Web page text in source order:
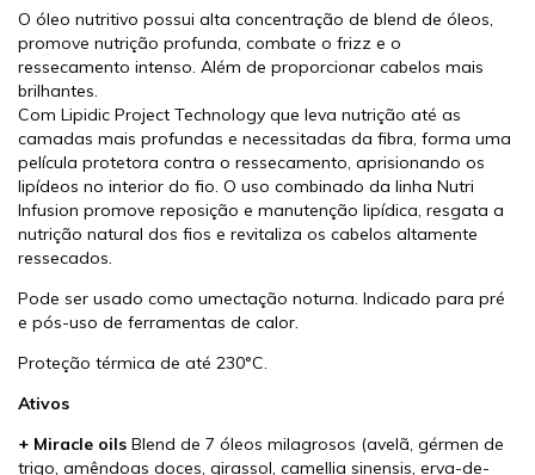
O óleo nutritivo possui alta concentração de blend de óleos,
promove nutrição profunda, combate o frizz e o
ressecamento intenso. Além de proporcionar cabelos mais
brilhantes.
Com Lipidic Project Technology que leva nutrição até as
camadas mais profundas e necessitadas da fibra, forma uma
película protetora contra o ressecamento, aprisionando os
lipídeos no interior do fio. O uso combinado da linha Nutri
Infusion promove reposição e manutenção lipídica, resgata a
nutrição natural dos fios e revitaliza os cabelos altamente
ressecados.
Pode ser usado como umectação noturna. Indicado para pré
e pós-uso de ferramentas de calor.
Proteção térmica de até 230°C.
Ativos
+ Miracle oils Blend de 7 óleos milagrosos (avelã, gérmen de
trigo, amêndoas doces, girassol, camellia sinensis, erva-de-